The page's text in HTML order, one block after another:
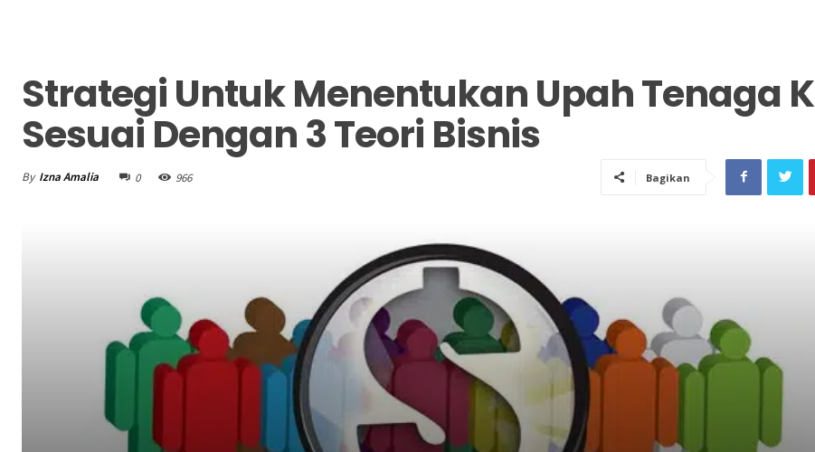
Strategi Untuk Menentukan Upah Tenaga
Sesuai Dengan 3 Teori Bisnis
By Izna Amalia 0 966 Bagikan